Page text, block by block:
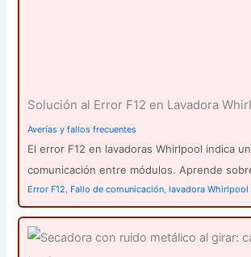
Solución al Error F12 en Lavadora
Averías y fallos frecuentes
El error F12 en lavadoras Whirlpool indica
comunicación entre módulos. Aprende
Error F12, Fallo de comunicación,lavadora Whirlpool